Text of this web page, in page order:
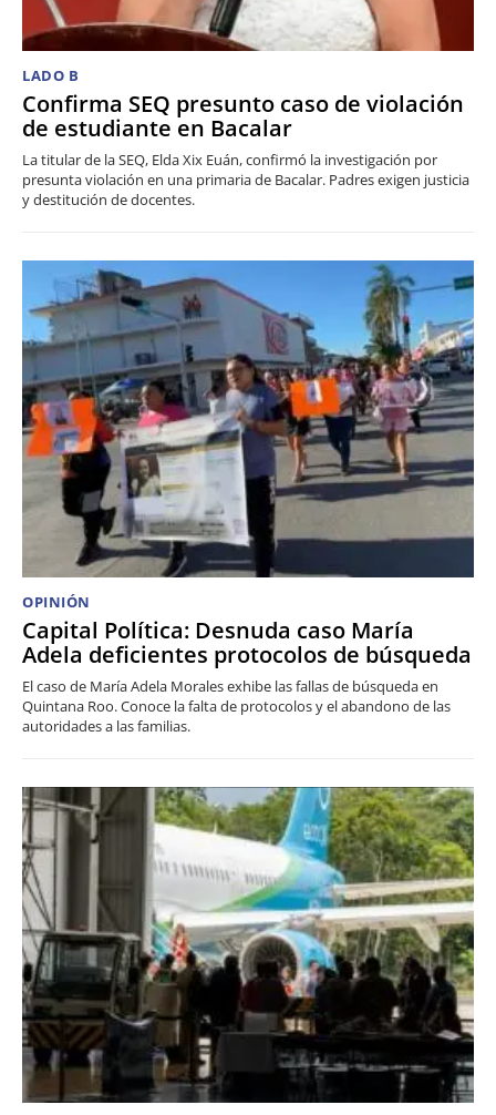
LADO B
Confirma SEQ presunto caso de violación
de estudiante en Bacalar
La titular de la SEQ, Elda Xix Euán, confirmó la investigación por
presunta violación en una primaria de Bacalar. Padres exigen justicia
y destitución de docentes.
OPINIÓN
Capital Política: Desnuda caso María
Adela deficientes protocolos de búsqueda
El caso de María Adela Morales exhibe las fallas de búsqueda en
Quintana Roo. Conoce la falta de protocolos y el abandono de las
autoridades a las familias.